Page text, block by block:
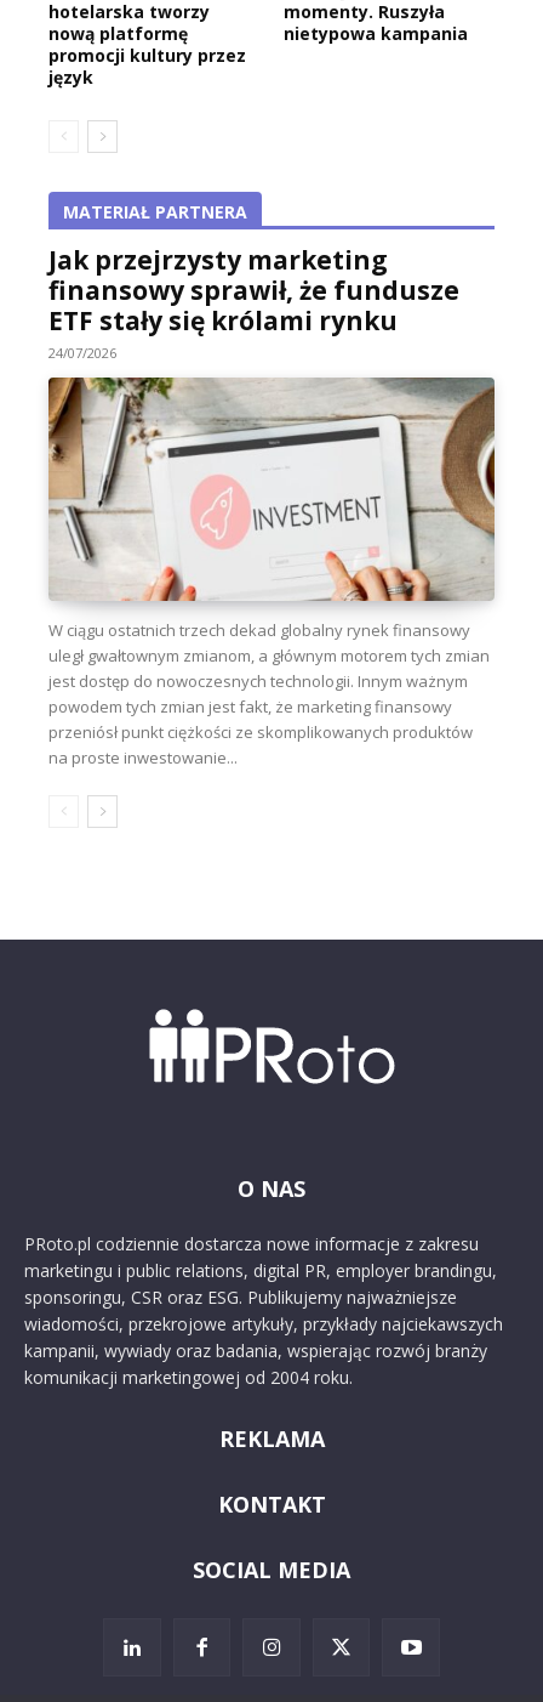
hotelarska tworzy
nową platformę
promocji kultury przez
język
momenty. Ruszyła
nietypowa kampania
MATERIAŁ PARTNERA
Jak przejrzysty marketing
finansowy sprawił, że fundusze
ETF stały się królami rynku
24/07/2026
W ciągu ostatnich trzech dekad globalny rynek finansowy
uległ gwałtownym zmianom, a głównym motorem tych zmian
jest dostęp do nowoczesnych technologii. Innym ważnym
powodem tych zmian jest fakt, że marketing finansowy
przeniósł punkt ciężkości ze skomplikowanych produktów
na proste inwestowanie...
O NAS
PRoto.pl codziennie dostarcza nowe informacje z zakresu
marketingu i public relations, digital PR, employer brandingu,
sponsoringu, CSR oraz ESG. Publikujemy najważniejsze
wiadomości, przekrojowe artykuły, przykłady najciekawszych
kampanii, wywiady oraz badania, wspierając rozwój branży
komunikacji marketingowej od 2004 roku.
REKLAMA
KONTAKT
SOCIAL MEDIA